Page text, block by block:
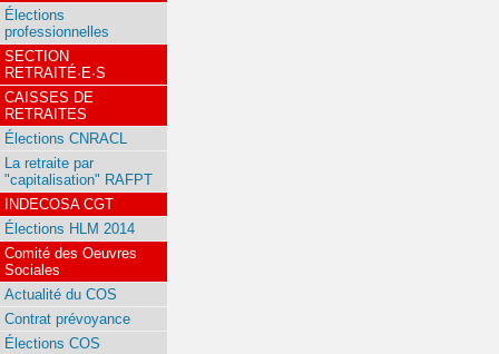
Élections
professionnelles
SECTION
RETRAITÉ·E·S
CAISSES DE
RETRAITES
Élections CNRACL
La retraite par
"capitalisation" RAFPT
INDECOSA CGT
Élections HLM 2014
Comité des Oeuvres
Sociales
Actualité du COS
Contrat prévoyance
Élections COS